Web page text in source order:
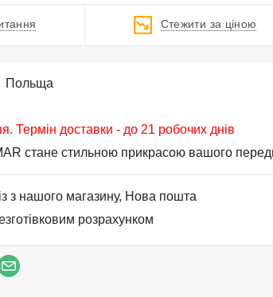
Стежити за ціною
Польща
Термін доставки - до 21 робочих днів
стане стильною прикрасою вашого
з нашого магазину, Нова пошта
розрахунком